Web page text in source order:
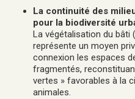
La continuité des
pour la biodiversité
La végétalisation du bâti
représente un moyen
connexion les espaces
fragmentés,
vertes » favorables à la
animales.